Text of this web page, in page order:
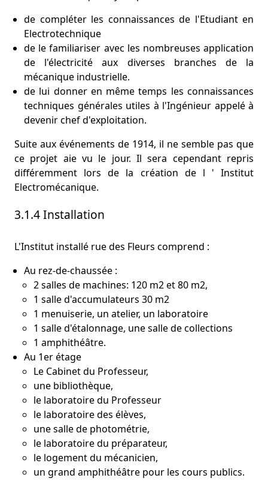
de compléter les connaissances de l'Etudiant en
Electrotechnique
de le familiariser avec les nombreuses application
de l'électricité aux diverses branches de la
mécanique industrielle.
de lui donner en même temps les connaissances
techniques générales utiles à l'Ingénieur appelé à
devenir chef d'exploitation.
Suite aux événements de 1914, il ne semble pas que
ce projet aie vu le jour. Il sera cependant repris
différemment lors de la création de l ' Institut
Electromécanique.
3.1.4 Installation
L'Institut installé rue des Fleurs comprend :
Au rez-de-chaussée :
2 salles de machines: 120 m2 et 80 m2,
1 salle d'accumulateurs 30 m2
1 menuiserie, un atelier, un laboratoire
1 salle d'étalonnage, une salle de collections
1 amphithéâtre.
Au 1er étage
Le Cabinet du Professeur,
une bibliothèque,
le laboratoire du Professeur
le laboratoire des élèves,
une salle de photométrie,
le laboratoire du préparateur,
le logement du mécanicien,
un grand amphithéâtre pour les cours publics.